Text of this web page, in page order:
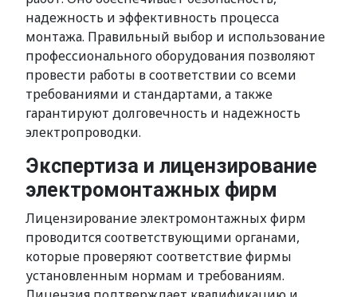
надежность и эффективность процесса
монтажа. Правильный выбор и использование
профессионального оборудования позволяют
провести работы в соответствии со всеми
требованиями и стандартами, а также
гарантируют долговечность и надежность
электропроводки.
Экспертиза и лицензирование
электромонтажных фирм
Лицензирование электромонтажных фирм
проводится соответствующими органами,
которые проверяют соответствие фирмы
установленным нормам и требованиям.